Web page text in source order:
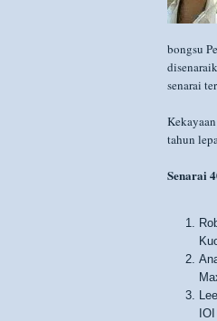
bongsu
senarai
tahun
Senarai